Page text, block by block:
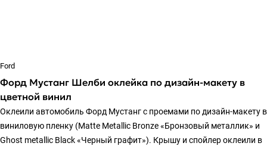
Ford
Форд Мустанг Шелби оклейка по дизайн-макету в
цветной винил
Оклеили автомобиль Форд Мустанг с проемами по дизайн-макету в
виниловую пленку (Matte Metallic Bronze «Бронзовый металлик» и
Ghost metallic Black «Черный графит»). Крышу и спойлер оклеили в